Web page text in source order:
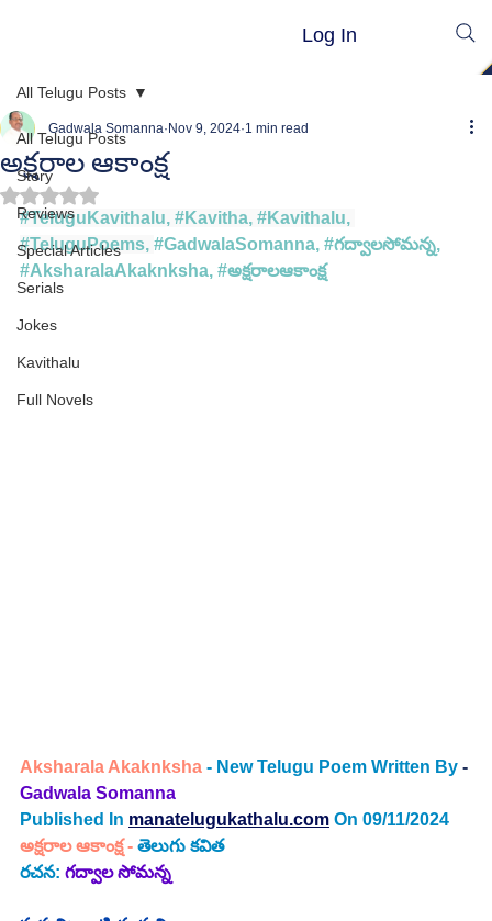
Log In
All Telugu Posts
Story
Reviews
Special Articles
Serials
Jokes
Kavithalu
Full Novels
All Telugu Posts
అక్షరాల ఆకాంక్ష
Gadwala Somanna Nov 9, 2024 1 min read
Rated NaN out of 5 stars.
#TeluguKavithalu, #Kavitha, #Kavithalu,
#TeluguPoems, #GadwalaSomanna, #గద్వాలసోమన్న,
#AksharalaAkaknksha, #అక్షరాలఆకాంక్ష
Aksharala Akaknksha - New Telugu Poem Written By -
Gadwala Somanna
Published In manatelugukathalu.com On 09/11/2024
అక్షరాల ఆకాంక్ష - తెలుగు కవిత
రచన: గద్వాల సోమన్న